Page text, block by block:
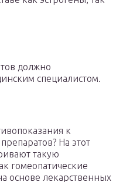
должно
специалистом.
к
На этот
такую
гомеопатические
основе лекарственных